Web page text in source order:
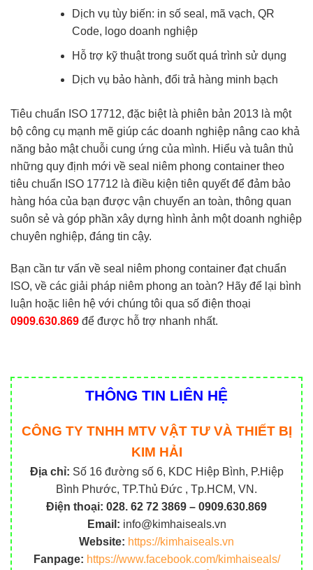
Dịch vụ tùy biến: in số seal, mã vạch, QR
Code, logo doanh nghiệp
Hỗ trợ kỹ thuật trong suốt quá trình sử dụng
Dịch vụ bảo hành, đổi trả hàng minh bạch
Tiêu chuẩn ISO 17712, đặc biệt là phiên bản 2013 là một
bộ công cụ mạnh mẽ giúp các doanh nghiệp nâng cao khả
năng bảo mật chuỗi cung ứng của mình. Hiểu và tuân thủ
những quy định mới về seal niêm phong container theo
tiêu chuẩn ISO 17712 là điều kiện tiên quyết để đảm bảo
hàng hóa của bạn được vận chuyển an toàn, thông quan
suôn sẻ và góp phần xây dựng hình ảnh một doanh nghiệp
chuyên nghiệp, đáng tin cậy.
Bạn cần tư vấn về seal niêm phong container đạt chuẩn
ISO, về các giải pháp niêm phong an toàn? Hãy để lại bình
luận hoặc liên hệ với chúng tôi qua số điện thoại
0909.630.869 để được hỗ trợ nhanh nhất.
THÔNG TIN LIÊN HỆ
CÔNG TY TNHH MTV VẬT TƯ VÀ THIẾT BỊ
KIM HẢI
Địa chỉ: Số 16 đường số 6, KDC Hiệp Bình, P.Hiệp
Bình Phước, TP.Thủ Đức , Tp.HCM, VN.
Điện thoại: 028. 62 72 3869 – 0909.630.869
Email: info@kimhaiseals.vn
Website: https://kimhaiseals.vn
Fanpage: https://www.facebook.com/kimhaiseals/